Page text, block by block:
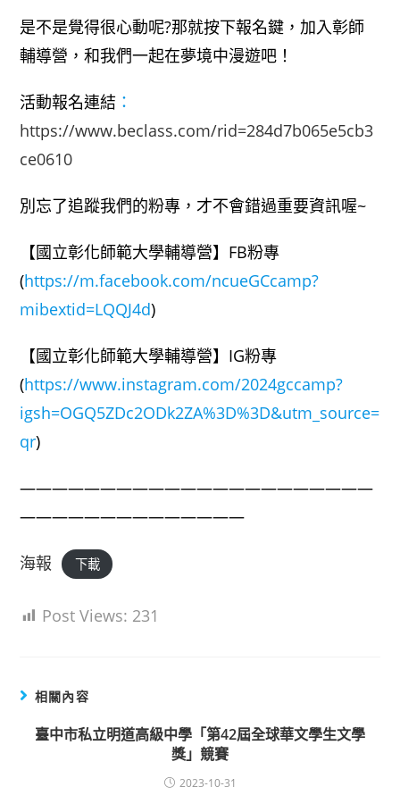
是不是覺得很心動呢?那就按下報名鍵，加入彰師
輔導營，和我們一起在夢境中漫遊吧！
活動報名連結 ：
https://www.beclass.com/rid=284d7b065e5cb3
ce0610
別忘了追蹤我們的粉專，才不會錯過重要資訊喔~
【國立彰化師範大學輔導營】FB粉專
(https://m.facebook.com/ncueGCcamp?
mibextid=LQQJ4d)
【國立彰化師範大學輔導營】IG粉專
(https://www.instagram.com/2024gccamp?
igsh=OGQ5ZDc2ODk2ZA%3D%3D&utm_source=
qr)
——————————————————————
——————————————
海報 下載
Post Views: 231
相關內容
臺中市私立明道高級中學「第42屆全球華文學生文學
獎」競賽
2023-10-31